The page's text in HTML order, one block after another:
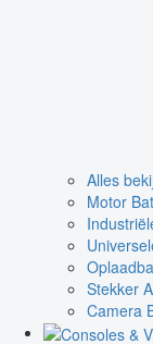
Alles
Motor
Stekker
Camera